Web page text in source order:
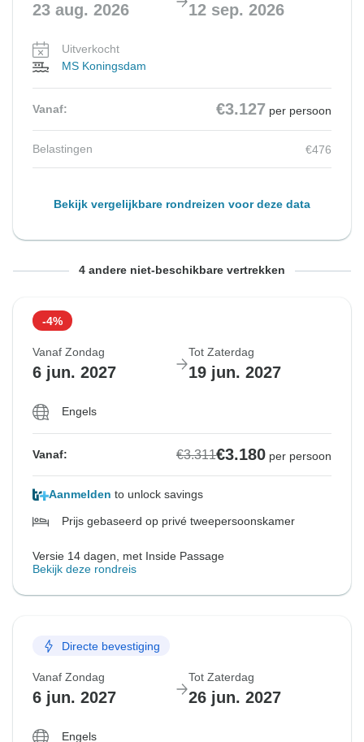
23 aug. 2026 12 sep. 2026
Uitverkocht
MS Koningsdam
Vanaf: €3.127 per persoon
Belastingen €476
Bekijk vergelijkbare rondreizen voor deze data
Vanaf Zondag Tot Zaterdag
Uitverkocht
Vanaf: €3.127
Vanaf Dinsdag Tot Maandag
Uitverkocht
Vanaf: €3.152
Vanaf Zondag Tot Zaterdag
Uitverkocht
Vanaf: €3.127
Vanaf Zondag Tot Zaterdag
Uitverkocht
MS Koningsdam
4 andere niet-beschikbare vertrekken
-4%
Vanaf Zondag
6 jun. 2027
Tot Zaterdag
19 jun. 2027
Engels
Vanaf: €3.311€3.180 per persoon
Aanmelden to unlock savings
Prijs gebaseerd op privé tweepersoonskamer
Versie 14 dagen, met Inside Passage
Bekijk deze rondreis
Directe bevestiging
Vanaf Zondag
6 jun. 2027
Tot Zaterdag
26 jun. 2027
Engels